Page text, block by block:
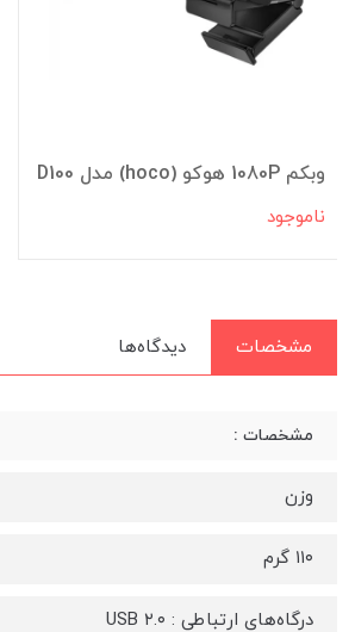
وبکم 1080P هوکو (hoco) مدل D100
ناموجود
مشخصات دیدگاه‌ها
مشخصات :
وزن
۱۱۰ گرم
درگاه‌های ارتباطی : USB ۲.۰